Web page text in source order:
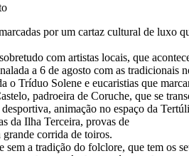
por um cartaz cultural de
com artistas locais, que
a 6 de agosto com as
Tríduo Solene e eucaristias que
padroeira de Coruche, que se
animação no espaço da
da Ilha Terceira, provas de
corrida de toiros.
sem a tradição do folclore, que tem